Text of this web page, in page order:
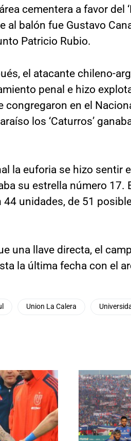
cementera a favor del
al balón fue Gustavo
Patricio Rubio.
el atacante chileno-
penal e hizo
congregaron en el
los ‘Caturros’
la euforia se hizo sentir
su estrella número 17.
unidades, de 51
una llave directa, el
la última fecha con el
Union La Calera